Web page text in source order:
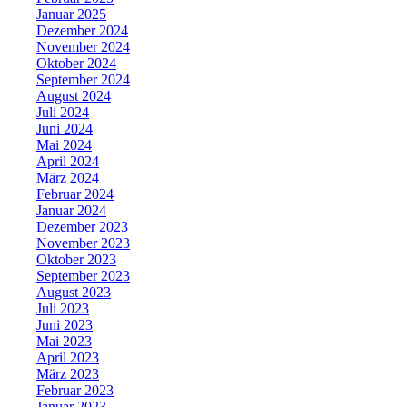
Januar 2025
Dezember 2024
November 2024
Oktober 2024
September 2024
August 2024
Juli 2024
Juni 2024
Mai 2024
April 2024
März 2024
Februar 2024
Januar 2024
Dezember 2023
November 2023
Oktober 2023
September 2023
August 2023
Juli 2023
Juni 2023
Mai 2023
April 2023
März 2023
Februar 2023